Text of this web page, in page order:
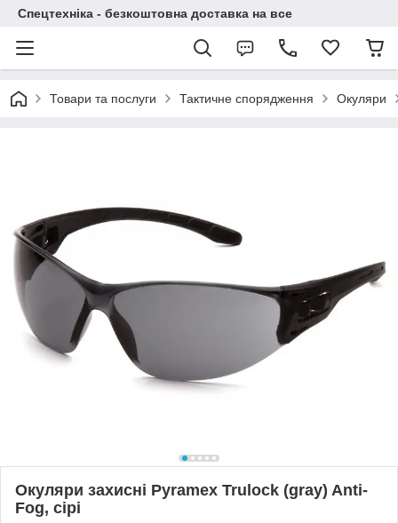
Спецтехніка - безкоштовна доставка на все
Товари та послуги Тактичне спорядження Окуляри
Окуляри захисні Pyramex Trulock (gray) Anti-
Fog, сірі